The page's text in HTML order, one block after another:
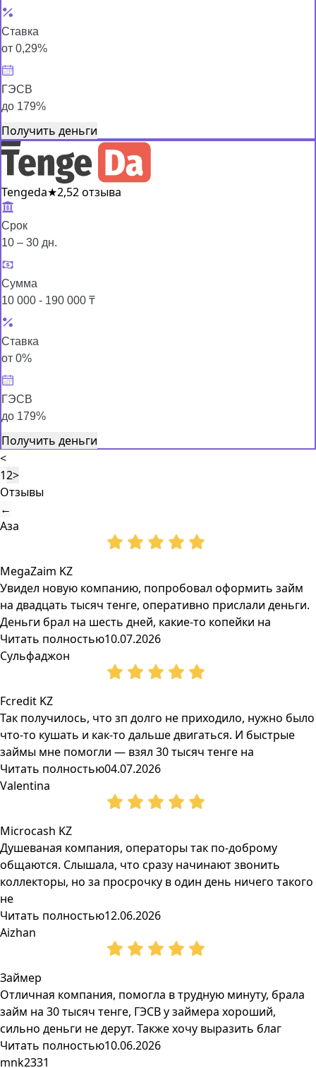
Ставка
от 0,29%
ГЭСВ
до 179%
Получить деньги
Tengeda★2,52 отзыва
Срок
10 – 30 дн.
Сумма
10 000 - 190 000 ₸
Ставка
от 0%
ГЭСВ
до 179%
Получить деньги
<
12>
Отзывы
←
Аза
MegaZaim KZ
Увидел новую компанию, попробовал оформить займ
на двадцать тысяч тенге, оперативно прислали деньги.
Деньги брал на шесть дней, какие-то копейки на
Читать полностью10.07.2026
Сульфаджон
Fcredit KZ
Так получилось, что зп долго не приходило, нужно было
что-то кушать и как-то дальше двигаться. И быстрые
займы мне помогли — взял 30 тысяч тенге на
Читать полностью04.07.2026
Valentina
Microcash KZ
Душеваная компания, операторы так по-доброму
общаются. Слышала, что сразу начинают звонить
коллекторы, но за просрочку в один день ничего такого
не
Читать полностью12.06.2026
Aizhan
Займер
Отличная компания, помогла в трудную минуту, брала
займ на 30 тысяч тенге, ГЭСВ у займера хороший,
сильно деньги не дерут. Также хочу выразить благ
Читать полностью10.06.2026
mnk2331